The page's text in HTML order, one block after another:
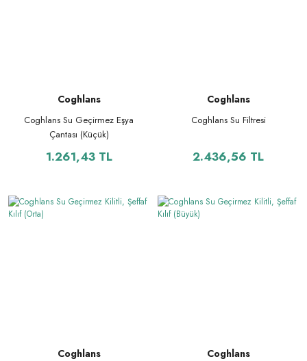
Coghlans
Coghlans Su Geçirmez Eşya
Çantası (Küçük)
1.261,43 TL
Coghlans
Coghlans Su Filtresi
2.436,56 TL
Coghlans Coghlans